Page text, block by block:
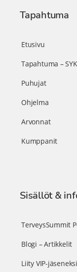
Tapahtuma
Etusivu
Tapahtuma –
Puhujat
Ohjelma
Arvonnat
Kumppanit
Sisällöt &
TerveysSummit
Blogi – Artikkelit
Liity VIP-jäseneksi